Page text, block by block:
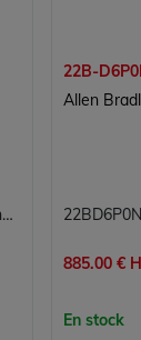
Module de commande industrielle 22BD012N104
22B-
Allen
885.00 €
En stock